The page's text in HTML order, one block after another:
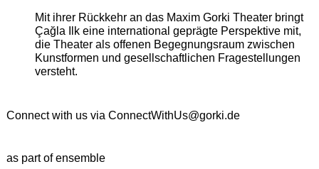
Mit ihrer Rückkehr an das Maxim Gorki Theater bringt
Çağla Ilk eine international geprägte Perspektive mit,
die Theater als offenen Begegnungsraum zwischen
Kunstformen und gesellschaftlichen Fragestellungen
versteht.
Connect with us via ConnectWithUs@gorki.de
as part of ensemble